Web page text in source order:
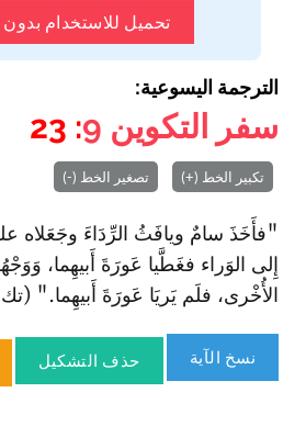
تحميل للاستخدام بدون
الترجمة اليسوعية:
سفر التكوين 9
: 23
تكبير الخط (+) تصغير الخط (-)
"فأَخَذَ سامٌ ويافَثُ الرِّدَاءَ وجَعَلاه
إِلى الوَراء فغَطَّيا عَورَةَ أَبيهِما،
الأُخْرى، فلَم يَريَا عَورَةَ أَبيهِما." (تك 9: 23).
نسخ الآية حذف التشكيل